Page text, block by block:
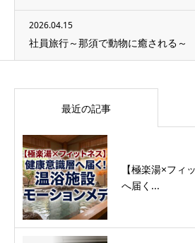
2026.04.15
社員旅行～那須で動物に癒される～
最近の記事
【極楽湯×フィ
へ届く...